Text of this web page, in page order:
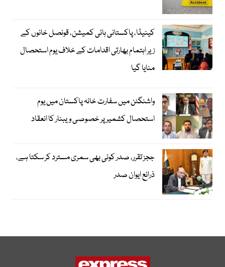
کینیڈا، پاکستانی ہائی کمیشن، قونصل خانوں کے
زیر اہتمام بھارتی اقدامات کے خلاف یوم استحصال
منایا گیا
واشنگٹن میں سفارت خانہ پاکستان میں یوم
استحصال کشمیر پر خصوصی ویبنار کا انعقاد
ججز تقرر، صدر کوئی بھی سمری مسترد کر سکتا ہے،
ذرائع ایوان صدر